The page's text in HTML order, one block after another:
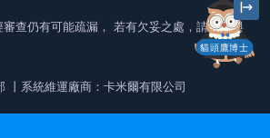
貓頭鷹博士
查仍有可能疏漏， 若有欠妥之處，請隨時與
丨系統維運廠商：卡米爾有限公司